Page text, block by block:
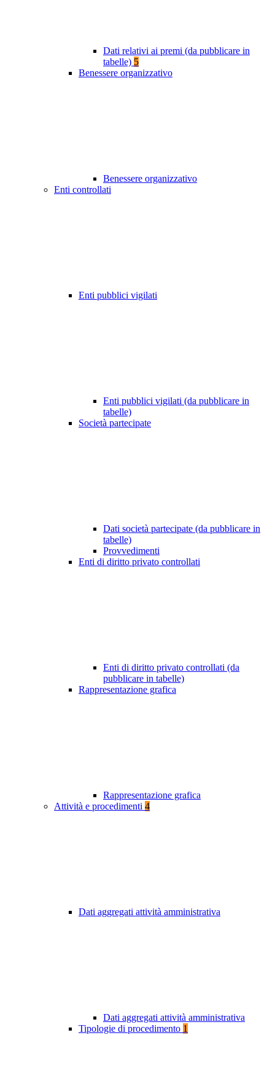
Dati relativi ai premi (da pubblicare in
tabelle) 5
Benessere organizzativo
Benessere organizzativo
Enti controllati
Enti pubblici vigilati
Enti pubblici vigilati (da pubblicare in
tabelle)
Società partecipate
Dati società partecipate (da pubblicare in
tabelle)
Provvedimenti
Enti di diritto privato controllati
Enti di diritto privato controllati (da
pubblicare in tabelle)
Rappresentazione grafica
Rappresentazione grafica
Attività e procedimenti 4
Dati aggregati attività amministrativa
Dati aggregati attività amministrativa
Tipologie di procedimento 1